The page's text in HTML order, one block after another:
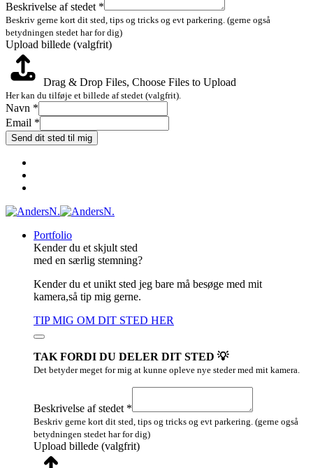
(valgfrit)
Layout
Beskrivelse af stedet *
Beskriv gerne kort dit sted, tips og tricks og evt parkering. (gerne også
betydningen stedet har for dig)
Upload billede (valgfrit)
Drag & Drop Files, Choose Files to Upload
Her kan du tilføje et billede af stedet (valgfrit).
Navn *
Email *
Send dit sted til mig
Portfolio
Kender du et skjult sted
med en særlig stemning?
Kender du et unikt sted jeg bare må besøge med mit
kamera,så tip mig gerne.
TIP MIG OM DIT STED HER
TAK FORDI DU DELER DIT STED 💡
Det betyder meget for mig at kunne opleve nye steder med mit kamera.
Email
Upload
Beskrivelse af stedet *
Beskriv gerne kort dit sted, tips og tricks og evt parkering. (gerne også
betydningen stedet har for dig)
Upload billede (valgfrit)